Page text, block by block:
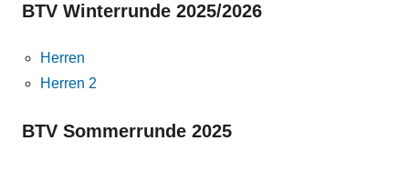
BTV Winterrunde 2025/2026
Herren
Herren 2
BTV Sommerrunde 2025